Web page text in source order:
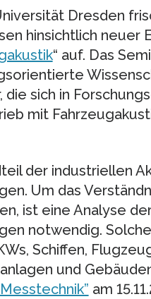
Dresden
hinsichtlich neuer
“ auf. Das
sich in
mit
der industriellen
Um das
ist eine Analyse
notwendig.
Schiffen,
und
am